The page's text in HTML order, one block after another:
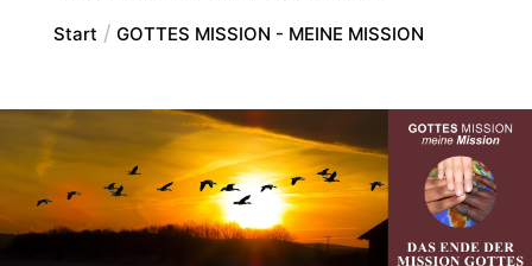
Start GOTTES MISSION - MEINE MISSION